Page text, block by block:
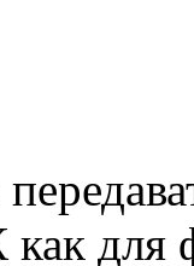
для